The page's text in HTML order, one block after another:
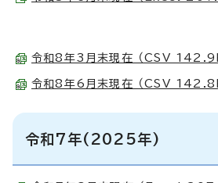
令和8年3月末現在 （CSV
令和8年6月末現在 （CSV
令和7年(2025年)